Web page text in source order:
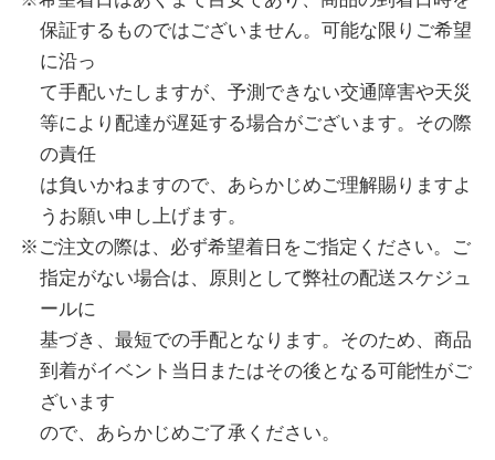
保証するものではございません。可能な限りご希望
に沿っ
て手配いたしますが、予測できない交通障害や天災
等により配達が遅延する場合がございます。その際
の責任
は負いかねますので、あらかじめご理解賜りますよ
うお願い申し上げます。
ご注文の際は、必ず希望着日をご指定ください。ご
指定がない場合は、原則として弊社の配送スケジュ
ールに
基づき、最短での手配となります。そのため、商品
到着がイベント当日またはその後となる可能性がご
ざいます
ので、あらかじめご了承ください。